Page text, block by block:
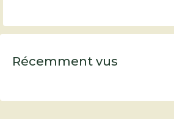
Récemment vus